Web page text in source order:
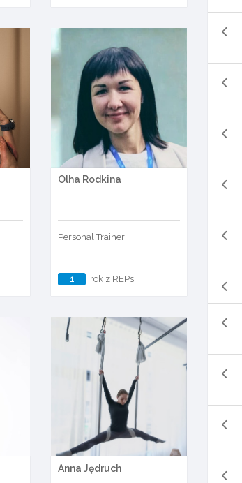
Olha Rodkina
Personal Trainer
1 rok z REPs
Anna Jędruch